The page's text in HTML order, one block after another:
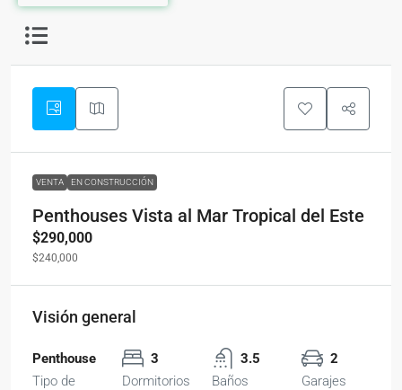
VENTA EN CONSTRUCCIÓN
Penthouses Vista al Mar Tropical del Este
$290,000
$240,000
Visión general
Penthouse
Tipo de
3
Dormitorios
3.5
Baños
2
Garajes